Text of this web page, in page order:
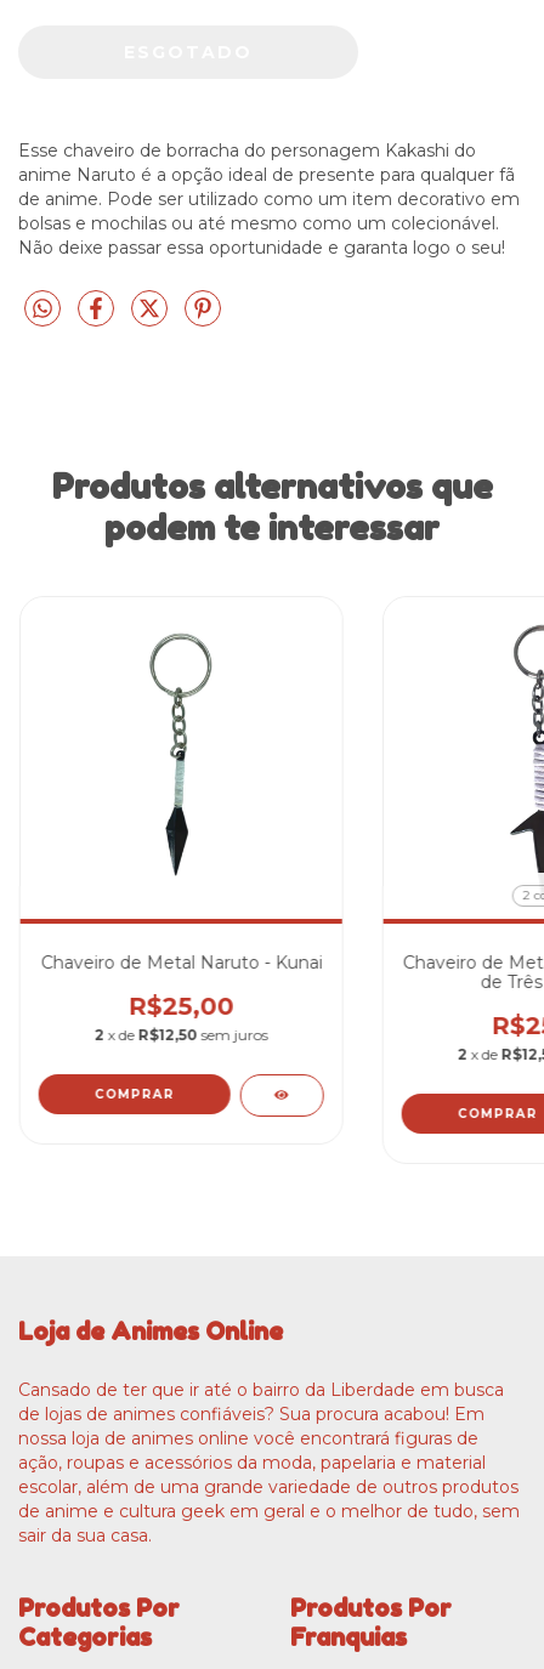
Esse chaveiro de borracha do personagem Kakashi do
anime Naruto é a opção ideal de presente para qualquer fã
de anime. Pode ser utilizado como um item decorativo em
bolsas e mochilas ou até mesmo como um colecionável.
Não deixe passar essa oportunidade e garanta logo o seu!
Produtos alternativos que
podem te interessar
Chaveiro de Metal Naruto - Kunai
R$25,00
2 x de R$12,50 sem juros
2
Chaveiro de
de
2 x de
COMPRAR
Loja de Animes Online
Cansado de ter que ir até o bairro da Liberdade em busca
de lojas de animes confiáveis? Sua procura acabou! Em
nossa loja de animes online você encontrará figuras de
ação, roupas e acessórios da moda, papelaria e material
escolar, além de uma grande variedade de outros produtos
de anime e cultura geek em geral e o melhor de tudo, sem
sair da sua casa.
Produtos Por
Categorias
Produtos Por
Franquias